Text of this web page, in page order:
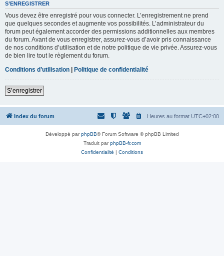
S’ENREGISTRER
Vous devez être enregistré pour vous connecter. L’enregistrement ne prend
que quelques secondes et augmente vos possibilités. L’administrateur du
forum peut également accorder des permissions additionnelles aux membres
du forum. Avant de vous enregistrer, assurez-vous d’avoir pris connaissance
de nos conditions d’utilisation et de notre politique de vie privée. Assurez-vous
de bien lire tout le règlement du forum.
Conditions d’utilisation | Politique de confidentialité
S’enregistrer
Index du forum Heures au format UTC+02:00
Développé parphpBB® Forum Software © phpBB Limited
Traduit parphpBB-fr.com
Confidentialité | Conditions